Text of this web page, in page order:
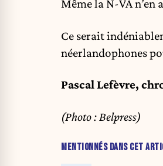
Même la N-VA
Ce serait
néerlandophones
Pascal Lefèvre,
(Photo : Belpress)
MENTIONNÉS DANS CET